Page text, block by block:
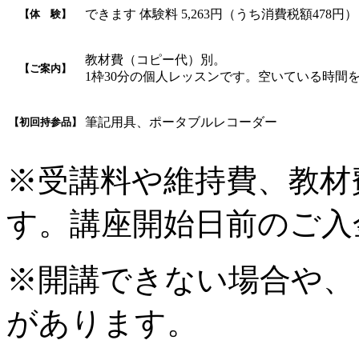
【体 験】 できます 体験料 5,263円（うち消費税額478円
【ご案内】
教材費（コピー代）別。
1枠30分の個人レッスンです。空いている時間
【初回持参品】 筆記用具、ポータブルレコーダー
※受講料や維持費、教
す。講座開始日前のご
※開講できない場合や
があります。